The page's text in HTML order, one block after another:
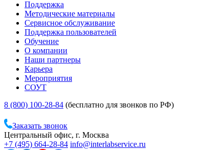
Поддержка
Методические материалы
Сервисное обслуживание
Поддержка пользователей
Обучение
О компании
Наши партнеры
Карьера
Мероприятия
СОУТ
8 (800) 100-28-84 (бесплатно для звонков по РФ)
Заказать звонок
Центральный офис, г. Москва
+7 (495) 664-28-84 info@interlabservice.ru